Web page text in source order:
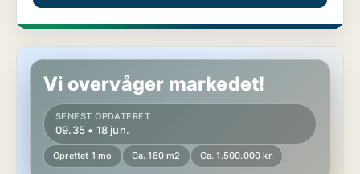
Ejendom i Gråsten
Vi overvåger markedet!
SENEST OPDATERET
09.35 • 18 jun.
Oprettet 1 mo Ca. 180 m2 Ca. 1.500.000 kr.